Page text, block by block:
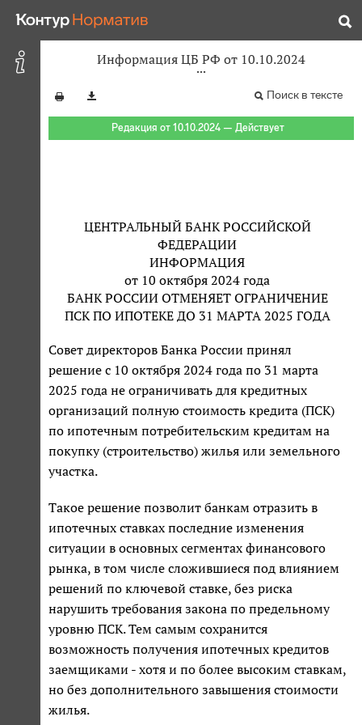
Информация ЦБ РФ от 10.10.2024
Поиск в тексте
Редакция от 10.10.2024 — Действует
ЦЕНТРАЛЬНЫЙ БАНК РОССИЙСКОЙ
ФЕДЕРАЦИИ
ИНФОРМАЦИЯ
от 10 октября 2024 года
БАНК РОССИИ ОТМЕНЯЕТ ОГРАНИЧЕНИЕ
ПСК ПО ИПОТЕКЕ ДО 31 МАРТА 2025 ГОДА
Совет директоров Банка России принял
решение с 10 октября 2024 года по 31 марта
2025 года не ограничивать для кредитных
организаций полную стоимость кредита (ПСК)
по ипотечным потребительским кредитам на
покупку (строительство) жилья или земельного
участка.
Такое решение позволит банкам отразить в
ипотечных ставках последние изменения
ситуации в основных сегментах финансового
рынка, в том числе сложившиеся под влиянием
решений по ключевой ставке, без риска
нарушить требования закона по предельному
уровню ПСК. Тем самым сохранится
возможность получения ипотечных кредитов
заемщиками - хотя и по более высоким ставкам,
но без дополнительного завышения стоимости
жилья.